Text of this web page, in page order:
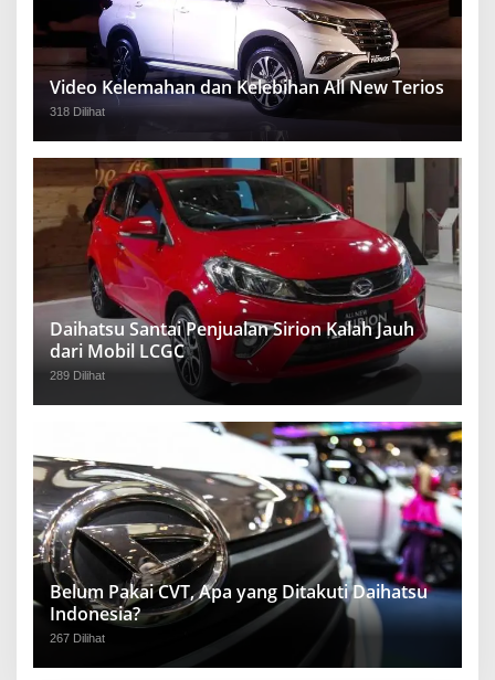
Video Kelemahan dan Kelebihan All New Terios
318 Dilihat
Daihatsu Santai Penjualan Sirion Kalah Jauh
dari Mobil LCGC
289 Dilihat
Belum Pakai CVT, Apa yang Ditakuti Daihatsu
Indonesia?
267 Dilihat